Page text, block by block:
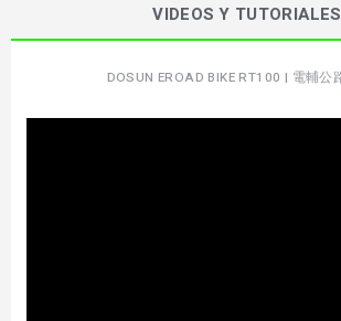
VIDEOS Y TUTORIALES
DOSUN EROAD BIKE RT100 | 電輔公